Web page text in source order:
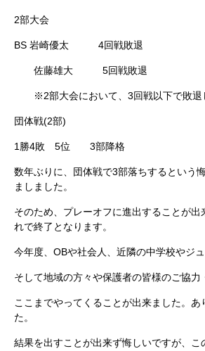
2部大会
BS 岩崎優太 4回戦敗退
佐藤雄大 5回戦敗退
※2部大会において、3回戦以下で敗退
団体戦(2部)
1勝4敗 5位 3部降格
数年ぶりに、団体戦で3部落ちするという
ましました。
そのため、プレーオフに進出することが出
れで終了となります。
今年度、OBや社会人、近隣の中学校やジュ
そして地域の方々や保護者の皆様のご協力
ここまでやってくることが出来ました。あ
た。
結果を出すことが出来ず悔しいですが、こ